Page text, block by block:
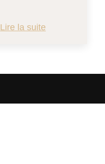
Lire la suite